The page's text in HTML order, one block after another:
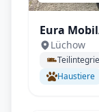
Eura
Klima, 4,4t
Lüchow
Haustiere